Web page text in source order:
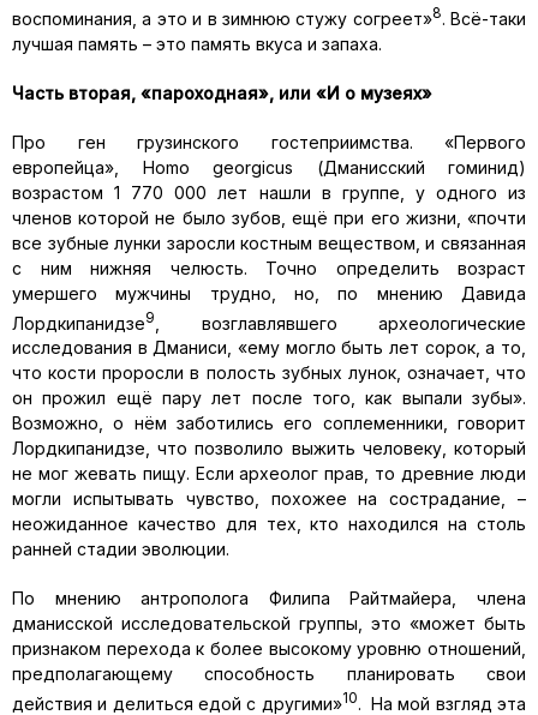
воспоминания, а это и в зимнюю стужу согреет»8. Всё-таки
лучшая память – это память вкуса и запаха.
Часть вторая, «пароходная», или «И о музеях»
Про ген грузинского гостеприимства. «Первого
европейца», Homo georgicus (Дманисский гоминид)
возрастом 1 770 000 лет нашли в группе, у одного из
членов которой не было зубов, ещё при его жизни, «почти
все зубные лунки заросли костным веществом, и связанная
с ним нижняя челюсть. Точно определить возраст
умершего мужчины трудно, но, по мнению Давида
Лордкипанидзе9
, возглавлявшего археологические
исследования в Дманиси, «ему могло быть лет сорок, а то,
что кости проросли в полость зубных лунок, означает, что
он прожил ещё пару лет после того, как выпали зубы».
Возможно, о нём заботились его соплеменники, говорит
Лордкипанидзе, что позволило выжить человеку, который
не мог жевать пищу. Если археолог прав, то древние люди
могли испытывать чувство, похожее на сострадание, –
неожиданное качество для тех, кто находился на столь
ранней стадии эволюции.
По мнению антрополога Филипа Райтмайера, члена
дманисской исследовательской группы, это «может быть
признаком перехода к более высокому уровню отношений,
предполагающему способность планировать свои
действия и делиться едой с другими»10. На мой взгляд эта